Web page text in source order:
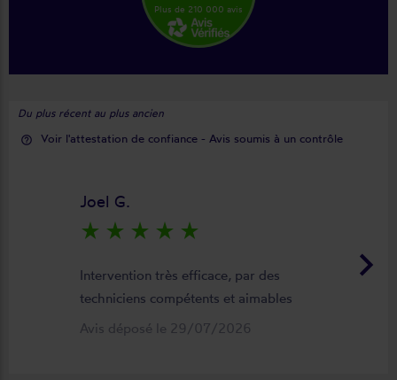
Plus de 210 000 avis
Du plus récent au plus ancien
help_outline Voir l'attestation de confiance - Avis soumis à un contrôle
keyboard_arrow_right
Joel G.
star_rate star_rate star_rate star_rate star_rate
Intervention très efficace, par des
techniciens compétents et aimables
Avis déposé le 29/07/2026